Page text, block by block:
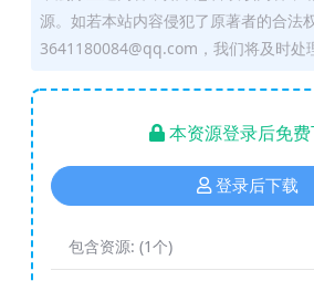
源。如若本站内容侵犯了原著者的合法
3641180084@qq.com，我们将及时处
本资源登录后免
登录后下载
包含资源: (1个)